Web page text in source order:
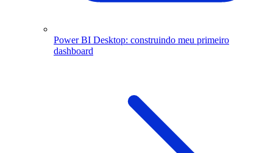
Power BI Desktop: construindo meu primeiro
dashboard